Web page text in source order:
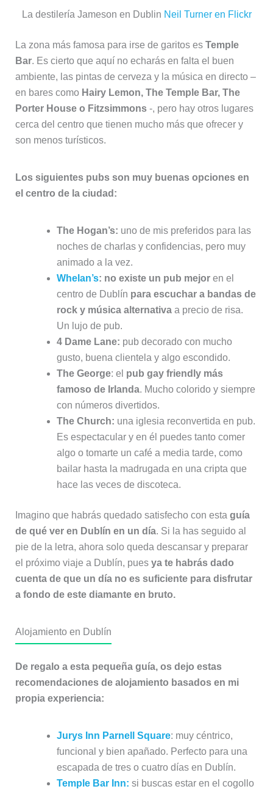
La destilería Jameson en Dublin Neil Turner en Flickr
La zona más famosa para irse de garitos es Temple
Bar. Es cierto que aquí no echarás en falta el buen
ambiente, las pintas de cerveza y la música en directo –
en bares como Hairy Lemon, The Temple Bar, The
Porter House o Fitzsimmons-, pero hay otros lugares
cerca del centro que tienen mucho más que ofrecer y
son menos turísticos.
Los siguientes pubs son muy buenas opciones en
el centro de la ciudad:
The Hogan’s: uno de mis preferidos para las
noches de charlas y confidencias, pero muy
animado a la vez.
Whelan’s: no existe un pub mejoren el
centro de Dublín para escuchar a bandas de
rock y música alternativaa precio de risa.
Un lujo de pub.
4 Dame Lane: pub decorado con mucho
gusto, buena clientela y algo escondido.
The George: el pub gay friendly más
famoso de Irlanda. Mucho colorido y siempre
con números divertidos.
The Church: una iglesia reconvertida en pub.
Es espectacular y en él puedes tanto comer
algo o tomarte un café a media tarde, como
bailar hasta la madrugada en una cripta que
hace las veces de discoteca.
Imagino que habrás quedado satisfecho con esta guía
de qué ver en Dublín en un día. Si la has seguido al
pie de la letra, ahora solo queda descansar y preparar
el próximo viaje a Dublín, pues ya te habrás dado
cuenta de que un día no es suficiente para disfrutar
a fondo de este diamante en bruto.
Alojamiento en Dublín
De regalo a esta pequeña guía, os dejo estas
recomendaciones de alojamiento basados en mi
propia experiencia:
Jurys Inn Parnell Square: muy céntrico,
funcional y bien apañado. Perfecto para una
escapada de tres o cuatro días en Dublín.
Temple Bar Inn: si buscas estar en el cogollo